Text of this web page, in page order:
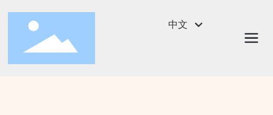
中文